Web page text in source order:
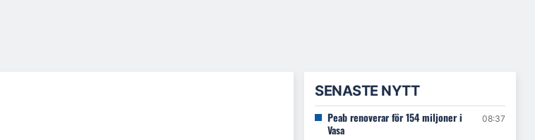
SENASTE NYTT
Peab renoverar för 154 miljoner i
Vasa
08:37